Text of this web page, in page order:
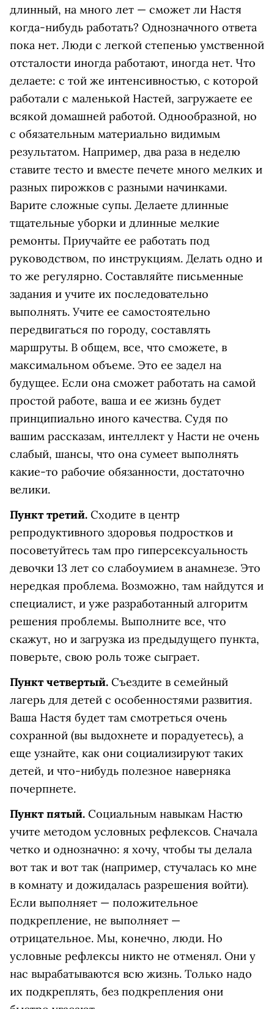
длинный, на много лет — сможет ли Настя
когда-нибудь работать? Однозначного ответа
пока нет. Люди с легкой степенью умственной
отсталости иногда работают, иногда нет. Что
делаете: с той же интенсивностью, с которой
работали с маленькой Настей, загружаете ее
всякой домашней работой. Однообразной, но
с обязательным материально видимым
результатом. Например, два раза в неделю
ставите тесто и вместе печете много мелких и
разных пирожков с разными начинками.
Варите сложные супы. Делаете длинные
тщательные уборки и длинные мелкие
ремонты. Приучайте ее работать под
руководством, по инструкциям. Делать одно и
то же регулярно. Составляйте письменные
задания и учите их последовательно
выполнять. Учите ее самостоятельно
передвигаться по городу, составлять
маршруты. В общем, все, что сможете, в
максимальном объеме. Это ее задел на
будущее. Если она сможет работать на самой
простой работе, ваша и ее жизнь будет
принципиально иного качества. Судя по
вашим рассказам, интеллект у Насти не очень
слабый, шансы, что она сумеет выполнять
какие-то рабочие обязанности, достаточно
велики.
Пункт третий. Сходите в центр
репродуктивного здоровья подростков и
посоветуйтесь там про гиперсексуальность
девочки 13 лет со слабоумием в анамнезе. Это
нередкая проблема. Возможно, там найдутся и
специалист, и уже разработанный алгоритм
решения проблемы. Выполните все, что
скажут, но и загрузка из предыдущего пункта,
поверьте, свою роль тоже сыграет.
Пункт четвертый. Съездите в семейный
лагерь для детей с особенностями развития.
Ваша Настя будет там смотреться очень
сохранной (вы выдохнете и порадуетесь), а
еще узнайте, как они социализируют таких
детей, и что-нибудь полезное наверняка
почерпнете.
Пункт пятый. Социальным навыкам Настю
учите методом условных рефлексов. Сначала
четко и однозначно: я хочу, чтобы ты делала
вот так и вот так (например, стучалась ко мне
в комнату и дожидалась разрешения войти).
Если выполняет — положительное
подкрепление, не выполняет —
отрицательное. Мы, конечно, люди. Но
условные рефлексы никто не отменял. Они у
нас вырабатываются всю жизнь. Только надо
их подкреплять, без подкрепления они